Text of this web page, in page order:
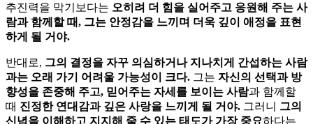
추진력을 막기보다는 오히려 더 힘을 실어주고 응원해 주는 사
람과 함께할 때, 그는 안정감을 느끼며 더욱 깊이 애정을 표현
하게 될 거야.
반대로, 그의 결정을 자꾸 의심하거나 지나치게 간섭하는 사람
과는 오래 가기 어려울 가능성이 크다. 그는 자신의 선택과 방
향성을 존중해 주고, 믿어주는 자세를 보이는 사람과 함께할
때 진정한 연대감과 깊은 사랑을 느끼게 될 거야. 그러니 그의
신념을 이해하고 지지해 줄 수 있는 태도가 가장 중요하다는